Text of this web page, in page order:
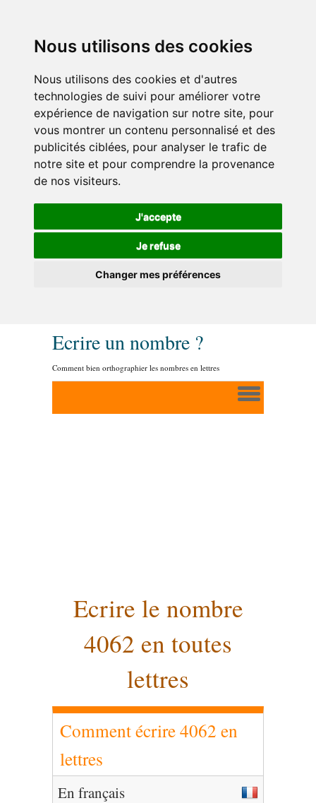
Nous utilisons des cookies
Nous utilisons des cookies et d'autres
technologies de suivi pour améliorer votre
expérience de navigation sur notre site, pour
vous montrer un contenu personnalisé et des
publicités ciblées, pour analyser le trafic de
notre site et pour comprendre la provenance
de nos visiteurs.
J'accepte
Je refuse
Changer mes préférences
Ecrire un nombre ?
Comment bien orthographier les nombres en lettres
Ecrire le nombre
4062 en toutes
lettres
Comment écrire 4062 en
lettres
En français